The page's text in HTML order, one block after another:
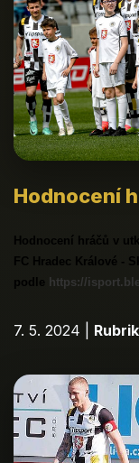
Hodnocení
Hodnocení hráčů v
FC Hradec Králové -
podle https://
7. 5. 2024